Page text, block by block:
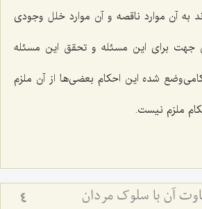
به آن موارد ناقصه و آن موارد خلل وجودی
جهت برای این مسئله و تحقق این مسئله
شده این احکام بعضی‌ها از آن ملزم
ملزم نیست.
آن با سلوک مردان 4